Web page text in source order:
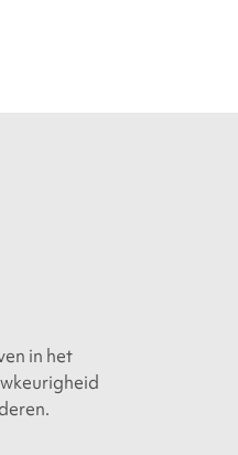
in het